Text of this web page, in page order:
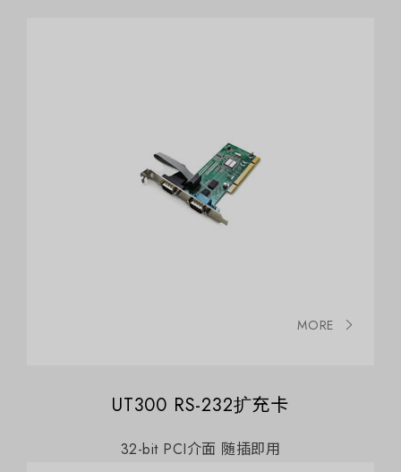
MORE
UT300 RS-232扩充卡
32-bit PCI介面 随插即用